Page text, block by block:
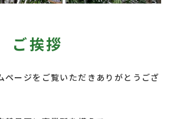
ご挨拶
ページをご覧いただきありがとうござ